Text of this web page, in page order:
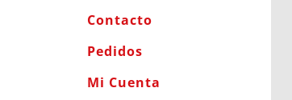
Contacto
Pedidos
Mi Cuenta